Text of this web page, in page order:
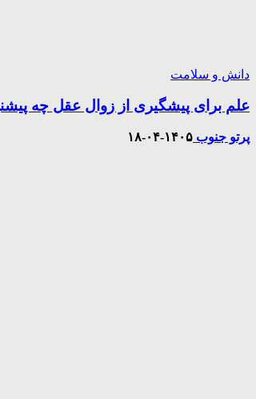
دانش و سلامت
علم برای پیشگیری از زوال عقل چه
پرتو جنوب ۱۴۰۵-۰۴-۱۸